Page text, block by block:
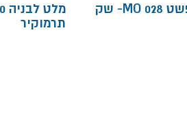
גראוט צמנטי מתפשט MO 028- שק
תרמוקיר